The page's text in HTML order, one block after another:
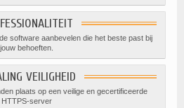
software aanbevelen die het beste past bij
jouw behoeften.
VEILIGHEID
plaats op een veilige en gecertificeerde
HTTPS-server